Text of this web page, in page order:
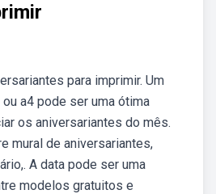
para imprimir. Um
a4 pode ser uma ótima
os aniversariantes do mês.
mural de aniversariantes,
A data pode ser uma
modelos gratuitos e